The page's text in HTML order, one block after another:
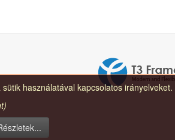
használatával kapcsolatos irányelveket.